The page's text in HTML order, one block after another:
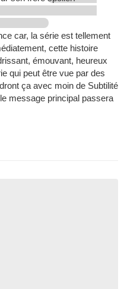
car, la série est tellement
cette histoire
émouvant, heureux
qui peut être vue par des
ça avec moin de Subtilité
message principal passera